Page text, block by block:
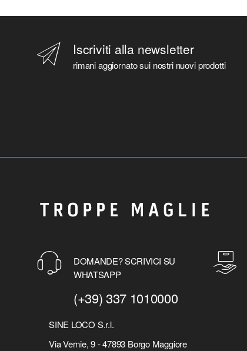
Iscriviti alla newsletter
rimani aggiornato sui nostri nuovi prodotti
DOMANDE? SCRIVICI SU
WHATSAPP
(+39) 337 1010000
SINE LOCO S.r.l.
Via Vernie, 9 - 47893 Borgo Maggiore